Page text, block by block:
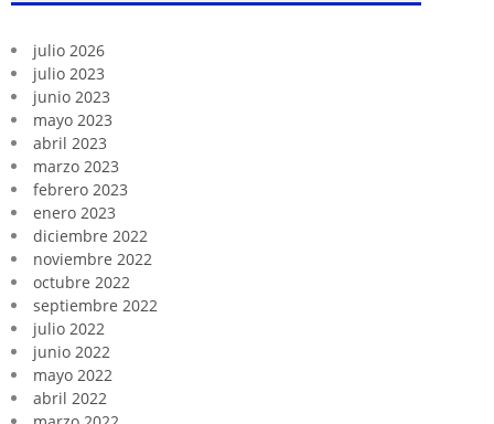
julio 2026
julio 2023
junio 2023
mayo 2023
abril 2023
marzo 2023
febrero 2023
enero 2023
diciembre 2022
noviembre 2022
octubre 2022
septiembre 2022
julio 2022
junio 2022
mayo 2022
abril 2022